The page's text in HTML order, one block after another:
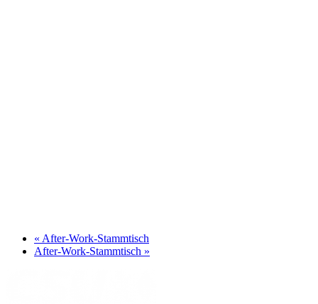
« After-Work-Stammtisch
After-Work-Stammtisch »